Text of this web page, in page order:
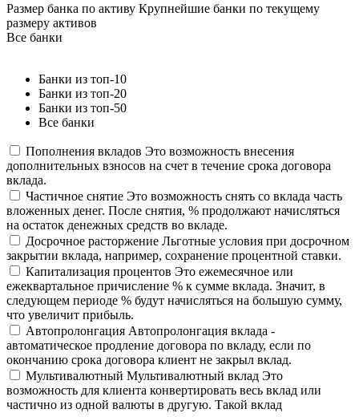
Размер банка по активу Крупнейшие банки по текущему
размеру активов
Все банки
Банки из топ-10
Банки из топ-20
Банки из топ-50
Все банки
Пополнения вкладов Это возможность внесения
дополнительных взносов на счет в течение срока договора
вклада.
Частичное снятие Это возможность снять со вклада часть
вложенных денег. После снятия, % продолжают начисляться
на остаток денежных средств во вкладе.
Досрочное расторжение Льготные условия при досрочном
закрытии вклада, например, сохранение процентной ставки.
Капитализация процентов Это ежемесячное или
ежеквартальное причисление % к сумме вклада. Значит, в
следующем периоде % будут начисляться на большую сумму,
что увеличит прибыль.
Автопролонгация Автопролонгация вклада -
автоматическое продление договора по вкладу, если по
окончанию срока договора клиент не закрыл вклад.
Мультивалютный Мультивалютный вклад Это
возможность для клиента конвертировать весь вклад или
частично из одной валюты в другую. Такой вклад